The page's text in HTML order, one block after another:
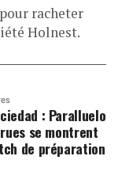
racheter
Holnest.
: Paralluelo
se montrent
de préparation